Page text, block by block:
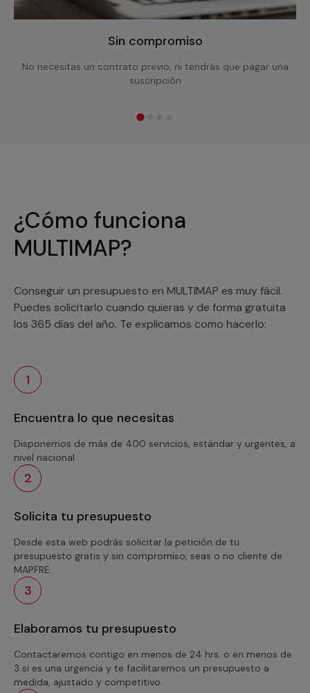
Sin compromiso
No necesitas un contrato previo, ni tendrás que pagar una
suscripción
¿Cómo funciona
MULTIMAP?
Conseguir un presupuesto en MULTIMAP es muy fácil.
Puedes solicitarlo cuando quieras y de forma gratuita
los 365 días del año. Te explicamos como hacerlo:
1
Encuentra lo que necesitas
Disponemos de más de 400 servicios, estándar y urgentes, a
nivel nacional.
2
Solicita tu presupuesto
Desde esta web podrás solicitar la petición de tu
presupuesto gratis y sin compromiso, seas o no cliente de
MAPFRE.
3
Elaboramos tu presupuesto
Contactaremos contigo en menos de 24 hrs. o en menos de
3 si es una urgencia y te facilitaremos un presupuesto a
medida, ajustado y competitivo.